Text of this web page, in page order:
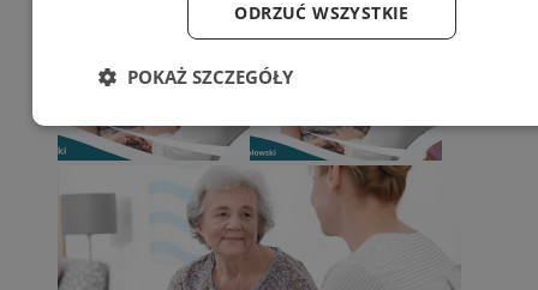
ODRZUĆ WSZYSTKIE
POKAŻ SZCZEGÓŁY
Niezbędne Wydajność Targetowanie
Funkcjonalność Niesklasyfikowane